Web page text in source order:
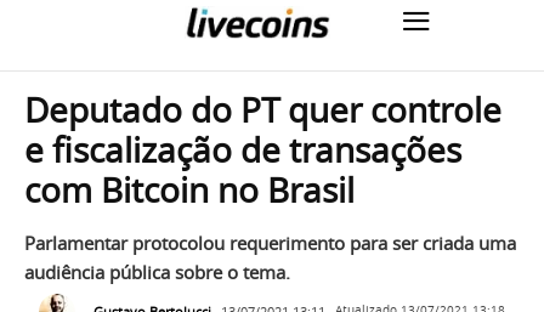
Deputado do PT quer controle
e fiscalização de transações
com Bitcoin no Brasil
Parlamentar protocolou requerimento para ser criada uma
audiência pública sobre o tema.